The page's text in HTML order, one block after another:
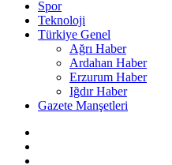
Spor
Teknoloji
Türkiye Genel
Ağrı Haber
Ardahan Haber
Erzurum Haber
Iğdır Haber
Gazete Manşetleri